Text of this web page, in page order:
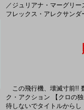
／ ジュリアナ・マーグリー
フレックス・アレクサンダ
この飛行機、壊滅寸前!!
ク・アクション 【クロの
待しないでタイトルからし